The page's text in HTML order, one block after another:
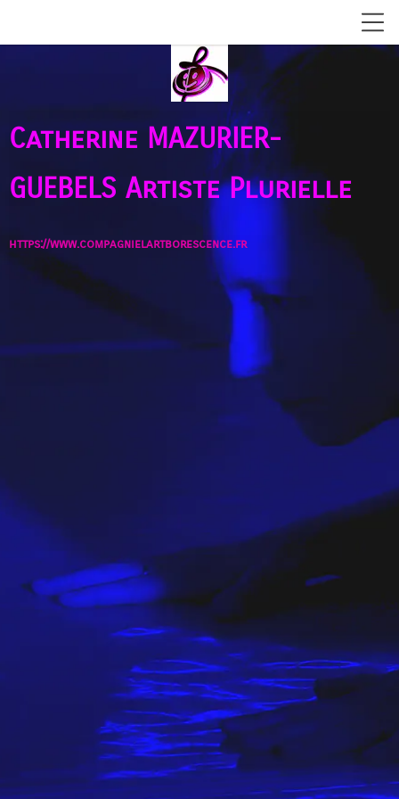
Catherine MAZURIER-
GUEBELS Artiste Plurielle
https://www.compagnielartborescence.fr